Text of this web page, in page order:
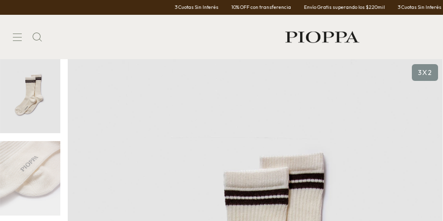
3 Cuotas Sin Interés 10% OFF con transferencia Envío Gratis superando los $220mil 3 Cuotas Sin Interés
3X2